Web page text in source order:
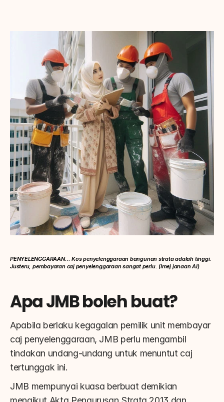
PENYELENGGARAAN… Kos penyelenggaraan bangunan strata adalah tinggi.
Justeru, pembayaran caj penyelenggaraan sangat perlu. (Imej janaan AI)
Apa JMB boleh buat?
Apabila berlaku kegagalan pemilik unit membayar
caj penyelenggaraan, JMB perlu mengambil
tindakan undang-undang untuk menuntut caj
tertunggak ini.
JMB mempunyai kuasa berbuat demikian